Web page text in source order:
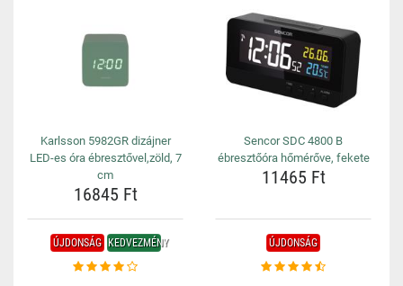
Karlsson 5982GR dizájner
LED-es óra ébresztővel,zöld, 7
cm
16845 Ft
Sencor SDC 4800 B
ébresztőóra hőmérőve, fekete
11465 Ft
ÚJDONSÁG KEDVEZMÉNY ÚJDONSÁG